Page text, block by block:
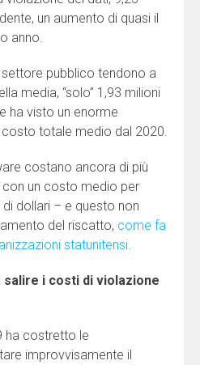
un aumento di quasi il
anno.
pubblico tendono a
media, “solo” 1,93 milioni
ha visto un enorme
costo totale medio dal 2020.
costano ancora di più
con un costo medio per
dollari – e questo non
del riscatto, come fa
statunitensi.
salire i costi di violazione
ha costretto le
improvvisamente il